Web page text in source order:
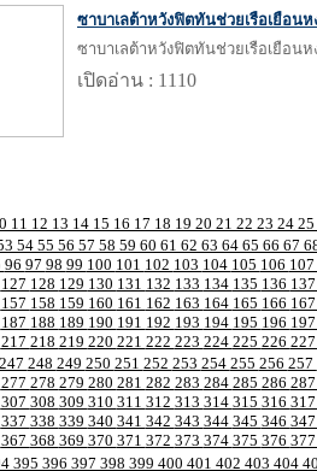
ซาบาเลต้าหวังฟิตทันช่วยเรือเยือนห
ซาบาเลต้าหวังฟิตทันช่วยเรือเยือนห
เปิดอ่าน : 1110
11 12 13 14 15 16 17 18 19 20 21 22 23 24 25
54 55 56 57 58 59 60 61 62 63 64 65 66 67
96 97 98 99 100 101 102 103 104 105 106 107
127 128 129 130 131 132 133 134 135 136
157 158 159 160 161 162 163 164 165 166
187 188 189 190 191 192 193 194 195 196
217 218 219 220 221 222 223 224 225 226
247 248 249 250 251 252 253 254 255 256 257
277 278 279 280 281 282 283 284 285 286
307 308 309 310 311 312 313 314 315 316
337 338 339 340 341 342 343 344 345 346
367 368 369 370 371 372 373 374 375 376
395 396 397 398 399 400 401 402 403 404